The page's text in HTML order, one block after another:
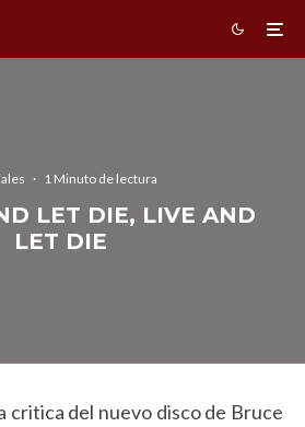
· 1 Minuto de lectura
LET DIE, LIVE AND
LET DIE
critica del nuevo disco de Bruce